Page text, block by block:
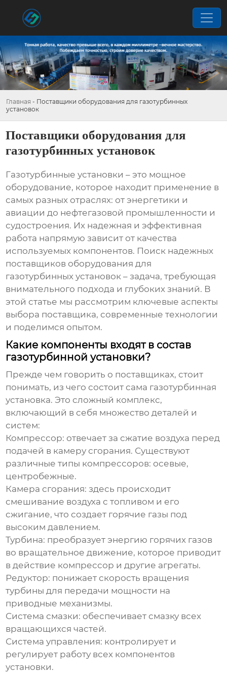
Главная - Поставщики оборудования для газотурбинных
установок
Поставщики оборудования для
газотурбинных установок
Газотурбинные установки – это мощное
оборудование, которое находит применение в
самых разных отраслях: от энергетики и
авиации до нефтегазовой промышленности и
судостроения. Их надежная и эффективная
работа напрямую зависит от качества
используемых компонентов. Поиск надежных
поставщиков оборудования для
газотурбинных установок – задача, требующая
внимательного подхода и глубоких знаний. В
этой статье мы рассмотрим ключевые аспекты
выбора поставщика, современные технологии
и поделимся опытом.
Какие компоненты входят в состав
газотурбинной установки?
Прежде чем говорить о поставщиках, стоит
понимать, из чего состоит сама газотурбинная
установка. Это сложный комплекс,
включающий в себя множество деталей и
систем:
Компрессор: отвечает за сжатие воздуха перед
подачей в камеру сгорания. Существуют
различные типы компрессоров: осевые,
центробежные.
Камера сгорания: здесь происходит
смешивание воздуха с топливом и его
сжигание, что создает горячие газы под
высоким давлением.
Турбина: преобразует энергию горячих газов
во вращательное движение, которое приводит
в действие компрессор и другие агрегаты.
Редуктор: понижает скорость вращения
турбины для передачи мощности на
приводные механизмы.
Система смазки: обеспечивает смазку всех
вращающихся частей.
Система управления: контролирует и
регулирует работу всех компонентов
установки.